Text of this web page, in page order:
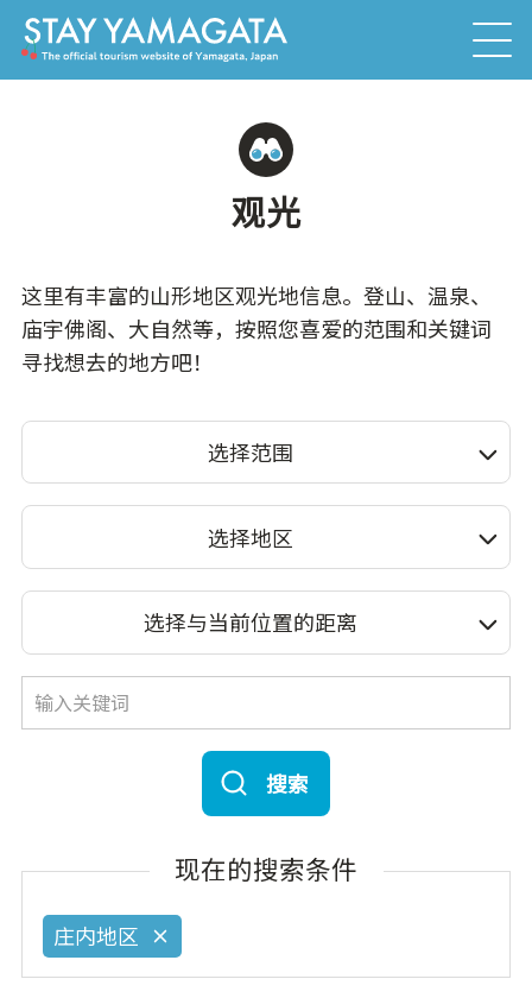
观光
这里有丰富的山形地区观光地信息。登山、温泉、
庙宇佛阁、大自然等，按照您喜爱的范围和关键词
寻找想去的地方吧！
选择范围
选择地区
选择与当前位置的距离
搜索
现在的搜索条件
庄内地区